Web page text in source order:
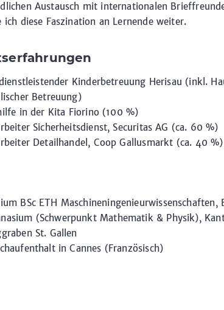
Austausch mit internationalen
ich diese Faszination an Lernende weiter.
Kinderbetreuung Herisau (inkl.
Betreuung)
in der Kita Fiorino (100 %)
Sicherheitsdienst, Securitas AG (ca. 60 %)
Detailhandel, Coop Gallusmarkt (ca. 40 %)
BSc ETH Maschineningenieurwissenschaften,
(Schwerpunkt Mathematik & Physik),
St. Gallen
in Cannes (Französisch)